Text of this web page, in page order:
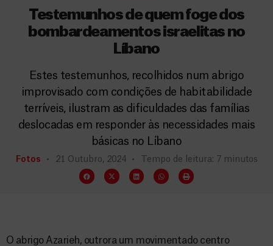
Testemunhos de quem foge dos
bombardeamentos israelitas no
Líbano
Estes testemunhos, recolhidos num abrigo
improvisado com condições de habitabilidade
terríveis, ilustram as dificuldades das famílias
deslocadas em responder às necessidades mais
básicas no Líbano
Fotos 21 Outubro, 2024 Tempo de leitura: 7 minutos
O abrigo Azarieh, outrora um movimentado centro